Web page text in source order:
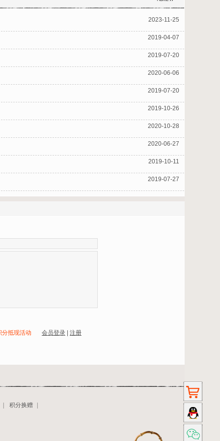
2023-11-25
2019-04-07
2019-07-20
2020-06-06
2019-07-20
2019-10-26
2020-10-28
2020-06-27
2019-10-11
2019-07-27
抵现活动 会员登录 注册
积分换赠